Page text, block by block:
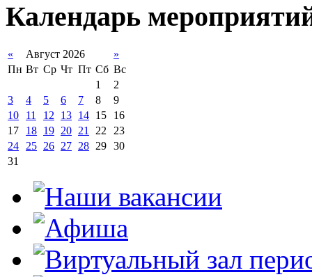
Календарь
« Август 2026
»
Пн Вт Ср Чт Пт Сб Вс
1
2
3
4 5 6 7 8
9
10
11 12 13 14 15
16
17
18 19 20 21 22
23
24
25 26 27 28 29 30
31